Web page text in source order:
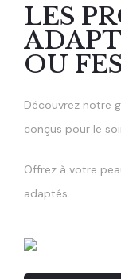
LES
OU
Découvrez notre
conçus pour le
Offrez à votre
adaptés.